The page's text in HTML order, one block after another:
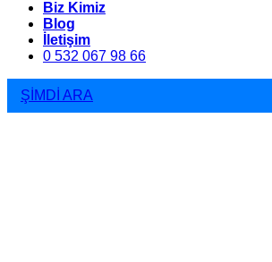
Biz Kimiz
Blog
İletişim
0 532 067 98 66
ŞİMDİ ARA